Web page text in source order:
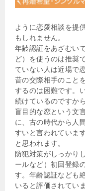
ように恋愛相談を提
もしれません。
年齢認証をあざむい
ど）を使うのは推奨
ていない人は近場で
昔の交際相手のこと
するのは困難です。
続けているのですか
盲目的な恋という文
に、古の時代から人
すいと言われていま
と思われます。
防犯対策がしっかり
ールなど）初回登録
す。年齢認証なども
いると評価されていま